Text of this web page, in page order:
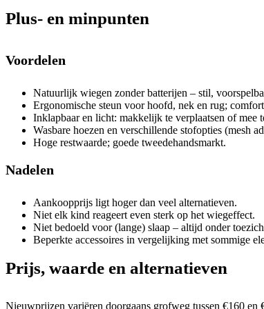
Plus- en minpunten
Voordelen
Natuurlijk wiegen zonder batterijen – stil,
Ergonomische steun voor hoofd, nek en rug;
Inklapbaar en licht: makkelijk te verplaatsen of mee
Wasbare hoezen en verschillende stofopties (mesh
Hoge restwaarde; goede tweedehandsmarkt.
Nadelen
Aankoopprijs ligt hoger dan veel alternatieven.
Niet elk kind reageert even sterk op het wiegeffect.
Niet bedoeld voor (lange) slaap – altijd onder
Beperkte accessoires in vergelijking met sommige
Prijs, waarde en alternatieven
Nieuwprijzen variëren doorgaans grofweg tussen €160